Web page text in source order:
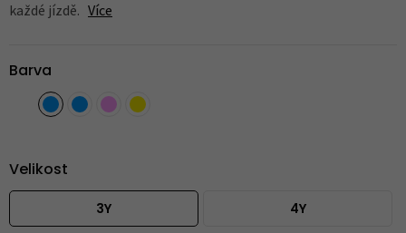
každé jízdě. Více
Barva
Velikost
3Y 4Y